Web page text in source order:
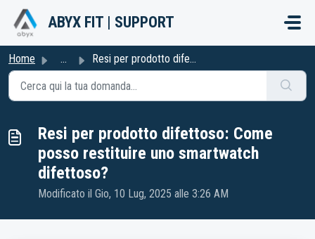
Salta al contenuto principale
ABYX FIT | SUPPORT
Home ... Resi per prodotto difettoso: Come posso restituire uno sm...
Resi per prodotto difettoso: Come
posso restituire uno smartwatch
difettoso?
Modificato il Gio, 10 Lug, 2025 alle 3:26 AM